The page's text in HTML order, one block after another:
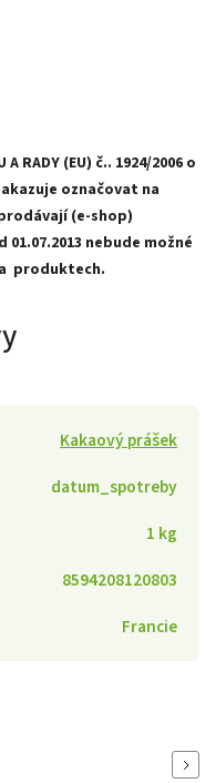
A RADY (EU) č.. 1924/2006 o
označovat na
(e-shop)
01.07.2013 nebude možné
produktech.
Kakaový prášek
datum_spotreby
1 kg
8594208120803
Francie
Next